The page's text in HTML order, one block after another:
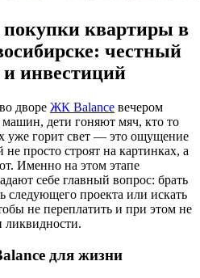
квартиры в
честный
инвестиций
дворе ЖК Balance вечером
машин, дети гоняют мяч, кто то
уже горит свет — это ощущение
просто строят на картинках, а
Именно на этом этапе
себе главный вопрос: брать
следующего проекта или искать
не переплатить и при этом не
ликвидности.
для жизни